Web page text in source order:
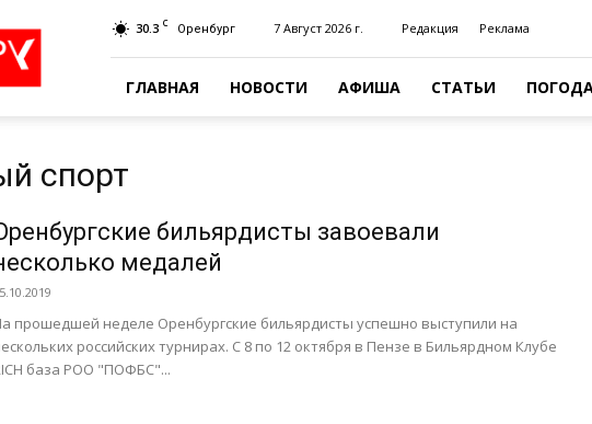
30.3 C Оренбург 7 Август 2026 г. Редакция Реклама
ГЛАВНАЯ НОВОСТИ АФИША СТАТЬИ
спорт
бильярдисты завоевали
медалей
прошедшей неделе Оренбургские бильярдисты успешно выступили на
российских турнирах. C 8 по 12 октября в Пензе в Бильярдном Клубе
база РОО "ПОФБС"...